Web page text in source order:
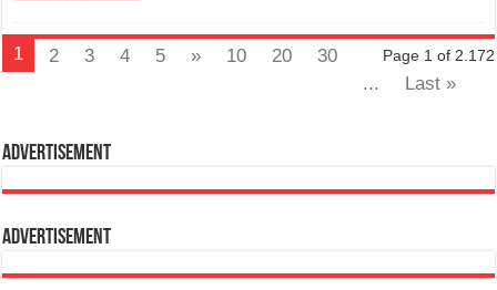
Page 1 of 2.172
1 2 3 4 5 » 10 20
30
...
Last »
Advertisement
Advertisement